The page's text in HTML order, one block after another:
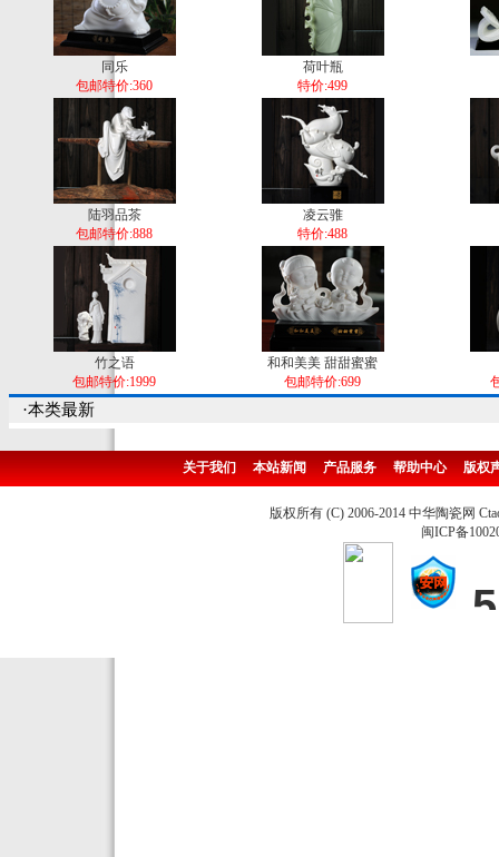
同乐
包邮特价:360
荷叶瓶
特价:499
陆羽品茶
包邮特价:888
凌云骓
特价:488
竹之语
包邮特价:1999
和和美美 甜甜蜜蜜
包邮特价:699
·本类最新
关于我们 本站新闻 产品服务 帮助中心 版权
版权所有 (C) 2006-2014 中华陶瓷网
闽ICP备